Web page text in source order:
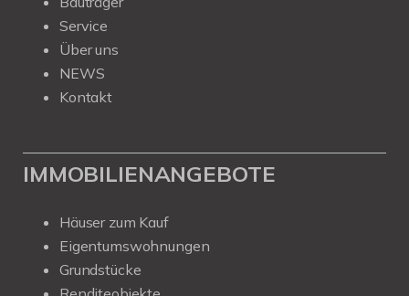
Service
Über uns
NEWS
Kontakt
IMMOBILIENANGEBOTE
Häuser zum Kauf
Eigentumswohnungen
Grundstücke